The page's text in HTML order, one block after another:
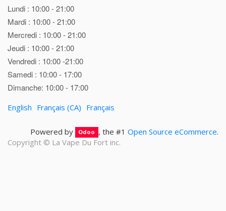
Lundi : 10:00 - 21:00
Mardi : 10:00 - 21:00
Mercredi : 10:00 - 21:00
Jeudi : 10:00 - 21:00
Vendredi : 10:00 -21:00
Samedi : 10:00 - 17:00
Dimanche: 10:00 - 17:00
English Français (CA) Français
Powered by Odoo , the #1 Open Source eCommerce.
Copyright © La Vape Du Fort inc.